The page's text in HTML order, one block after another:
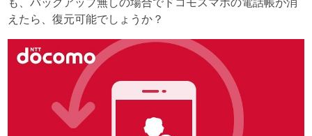
えたら、復元可能でしょうか？